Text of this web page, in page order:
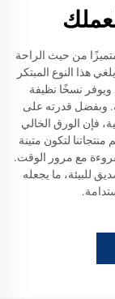
من حيث الراحة
هذا النوع المبتكر
ويوفر نسخًا نظيفة
وبفضل قدرته على
فإن الورق الخالي
لتكون متينة
مع مرور الوقت.
للبيئة، ما يجعله